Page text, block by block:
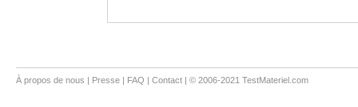
À propos de nous | Presse | FAQ | Contact | © 2006-2021 TestMateriel.com